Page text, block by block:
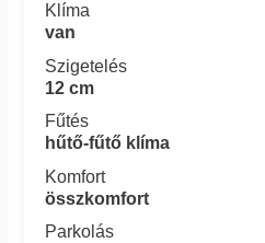
Klíma
van
Szigetelés
12 cm
Fűtés
hűtő-fűtő klíma
Komfort
összkomfort
Parkolás